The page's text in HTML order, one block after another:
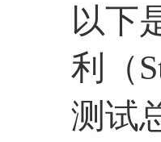
以下
利（
测试